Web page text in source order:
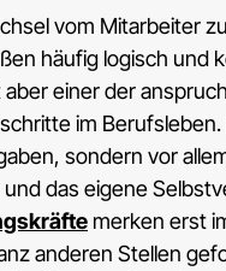
vom Mitarbeiter
häufig logisch und
aber einer der
im
sondern vor
das eigene
merken erst
anderen Stellen